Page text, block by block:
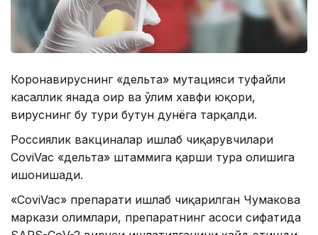
Коронавируснинг «дельта» мутацияси туфайли
касаллик янада оғир ва ўлим хавфи юқори,
вируснинг бу тури бутун дунёга тарқалди.
Россиялик вакциналар ишлаб чиқарувчилари
CoviVac «дельта» штаммига қарши тура олишига
ишонишади.
«CoviVac» препарати ишлаб чиқарилган Чумакова
маркази олимлари, препаратнинг асоси сифатида